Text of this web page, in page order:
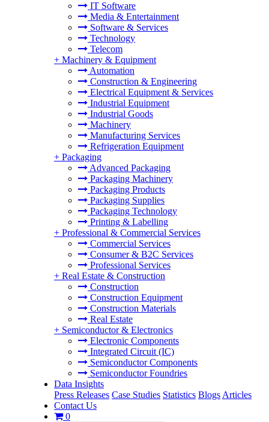
IT Software
Media & Entertainment
Software & Services
Technology
Telecom
+ Machinery & Equipment
Automation
Construction & Engineering
Electrical Equipment & Services
Industrial Equipment
Industrial Goods
Machinery
Manufacturing Services
Refrigeration Equipment
+ Packaging
Advanced Packaging
Packaging Machinery
Packaging Products
Packaging Supplies
Packaging Technology
Printing & Labelling
+ Professional & Commercial Services
Commercial Services
Consumer & B2C Services
Professional Services
+ Real Estate & Construction
Construction
Construction Equipment
Construction Materials
Real Estate
+ Semiconductor & Electronics
Electronic Components
Integrated Circuit (IC)
Semiconductor Components
Semiconductor Foundries
Data Insights
Press Releases Case Studies Statistics Blogs Articles
Contact Us
0